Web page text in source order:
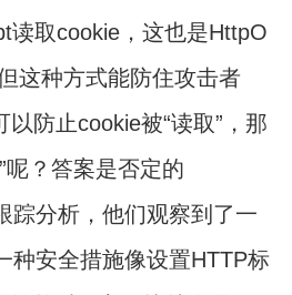
读取cookie，这也是HttpO
这种方式能防住攻击者
防止cookie被“读取”，那
呢？答案是否定的
踪分析，他们观察到了一
种安全措施像设置HTTP标